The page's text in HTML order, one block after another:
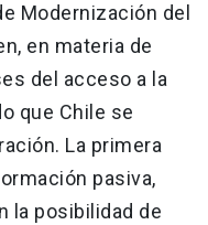
Modernización del
en materia de
del acceso a la
que Chile se
La primera
pasiva,
la posibilidad de